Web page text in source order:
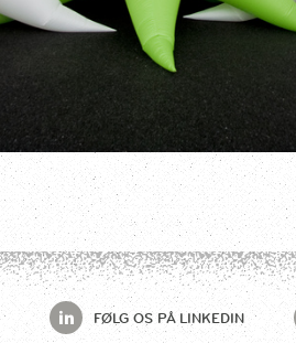
FØLG OS PÅ LINKEDIN